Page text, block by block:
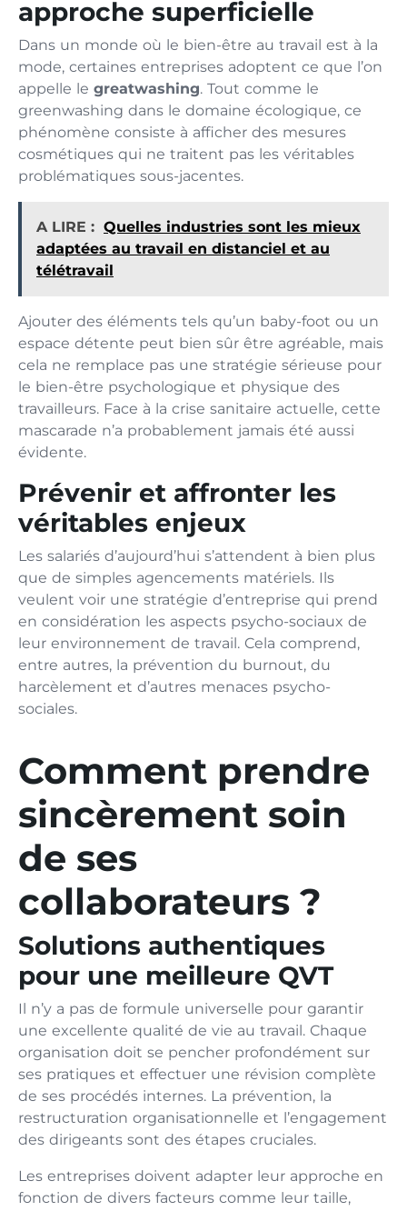
approche superficielle
Dans un monde où le bien-être au travail est à la
mode, certaines entreprises adoptent ce que l’on
appelle le greatwashing. Tout comme le
greenwashing dans le domaine écologique, ce
phénomène consiste à afficher des mesures
cosmétiques qui ne traitent pas les véritables
problématiques sous-jacentes.
A LIRE : Quelles industries sont les mieux
adaptées au travail en distanciel et au
télétravail
Ajouter des éléments tels qu’un baby-foot ou un
espace détente peut bien sûr être agréable, mais
cela ne remplace pas une stratégie sérieuse pour
le bien-être psychologique et physique des
travailleurs. Face à la crise sanitaire actuelle, cette
mascarade n’a probablement jamais été aussi
évidente.
Prévenir et affronter les
véritables enjeux
Les salariés d’aujourd’hui s’attendent à bien plus
que de simples agencements matériels. Ils
veulent voir une stratégie d’entreprise qui prend
en considération les aspects psycho-sociaux de
leur environnement de travail. Cela comprend,
entre autres, la prévention du burnout, du
harcèlement et d’autres menaces psycho-
sociales.
Comment prendre
sincèrement soin
de ses
collaborateurs ?
Solutions authentiques
pour une meilleure QVT
Il n’y a pas de formule universelle pour garantir
une excellente qualité de vie au travail. Chaque
organisation doit se pencher profondément sur
ses pratiques et effectuer une révision complète
de ses procédés internes. La prévention, la
restructuration organisationnelle et l’engagement
des dirigeants sont des étapes cruciales.
Les entreprises doivent adapter leur approche en
fonction de divers facteurs comme leur taille,